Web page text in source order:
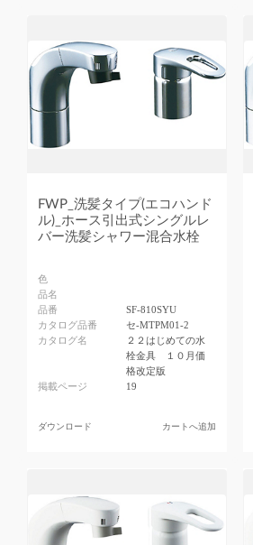
FWP_洗髪タイプ(エコハンド
ル)_ホース引出式シングルレ
バー洗髪シャワー混合水栓
色
品名
品番
SF-810SYU
カタログ品番
セ-MTPM01-2
カタログ名
２２はじめての水
栓金具 １０月価
格改定版
掲載ページ
19
ダウンロード カートへ追加